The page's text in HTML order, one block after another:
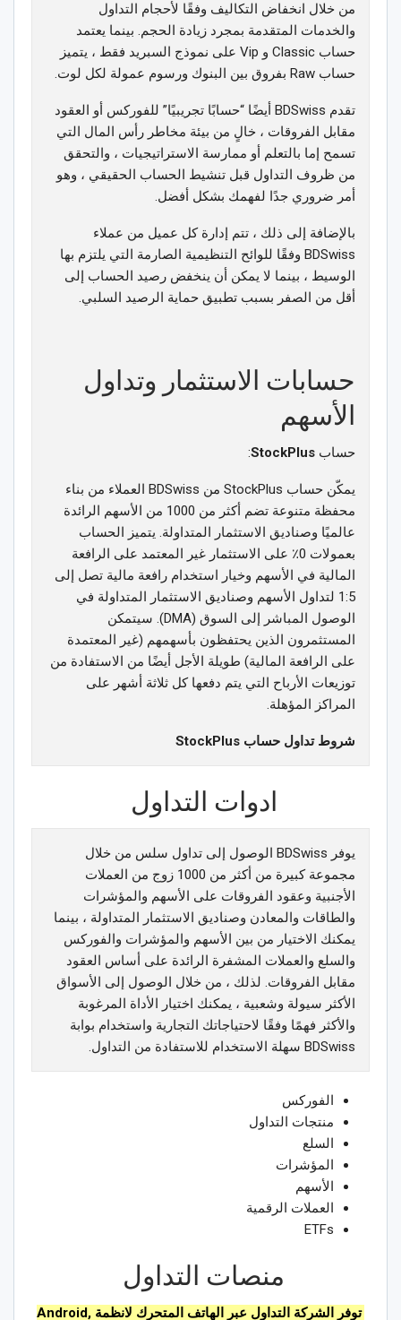
من خلال انخفاض التكاليف وفقًا لأحجام التداول
والخدمات المتقدمة بمجرد زيادة الحجم. بينما يعتمد
حساب Classic و Vip على نموذج السبريد فقط ، يتميز
حساب Raw بفروق بين البنوك ورسوم عمولة لكل لوت.
تقدم BDSwiss أيضًا “حسابًا تجريبيًا” للفوركس أو العقود
مقابل الفروقات ، خالٍ من بيئة مخاطر رأس المال التي
تسمح إما بالتعلم أو ممارسة الاستراتيجيات ، والتحقق
من ظروف التداول قبل تنشيط الحساب الحقيقي ، وهو
أمر ضروري جدًا لفهمك بشكل أفضل.
بالإضافة إلى ذلك ، تتم إدارة كل عميل من عملاء
BDSwiss وفقًا للوائح التنظيمية الصارمة التي يلتزم بها
الوسيط ، بينما لا يمكن أن ينخفض رصيد الحساب إلى
أقل من الصفر بسبب تطبيق حماية الرصيد السلبي.
حسابات الاستثمار وتداول
الأسهم
حساب StockPlus
:
يمكّن حساب StockPlus من BDSwiss العملاء من بناء
محفظة متنوعة تضم أكثر من 1000 من الأسهم الرائدة
عالميًا وصناديق الاستثمار المتداولة. يتميز الحساب
بعمولات 0٪ على الاستثمار غير المعتمد على الرافعة
المالية في الأسهم وخيار استخدام رافعة مالية تصل إلى
1:5 لتداول الأسهم وصناديق الاستثمار المتداولة في
الوصول المباشر إلى السوق (DMA). سيتمكن
المستثمرون الذين يحتفظون بأسهمهم (غير المعتمدة
على الرافعة المالية) طويلة الأجل أيضًا من الاستفادة من
توزيعات الأرباح التي يتم دفعها كل ثلاثة أشهر على
المراكز المؤهلة.
شروط تداول حساب StockPlus
ادوات التداول
يوفر BDSwiss الوصول إلى تداول سلس من خلال
مجموعة كبيرة من أكثر من 1000 زوج من العملات
الأجنبية وعقود الفروقات على الأسهم والمؤشرات
والطاقات والمعادن وصناديق الاستثمار المتداولة ، بينما
يمكنك الاختيار من بين الأسهم والمؤشرات والفوركس
والسلع والعملات المشفرة الرائدة على أساس العقود
مقابل الفروقات. لذلك ، من خلال الوصول إلى الأسواق
الأكثر سيولة وشعبية ، يمكنك اختيار الأداة المرغوبة
والأكثر فهمًا وفقًا لاحتياجاتك التجارية واستخدام بوابة
BDSwiss سهلة الاستخدام للاستفادة من التداول.
الفوركس
منتجات التداول
السلع
المؤشرات
الأسهم
العملات الرقمية
ETFs
منصات التداول
توفر الشركة التداول عبر الهاتف المتحرك لانظمة Android,